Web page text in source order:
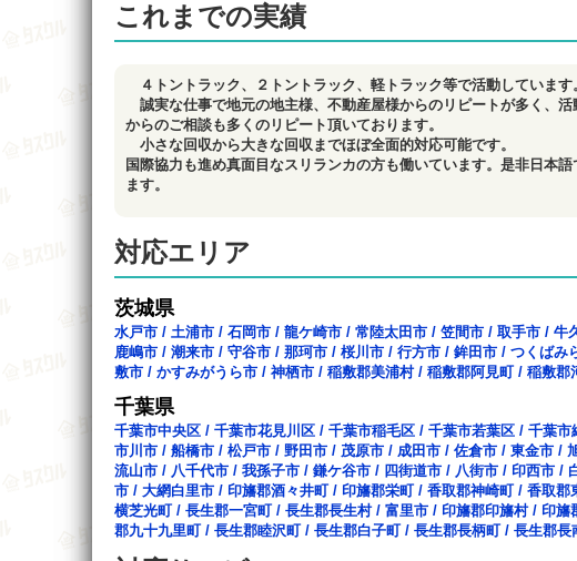
これまでの実績
４トントラック、２トントラック、軽トラック等で活動しています
誠実な仕事で地元の地主様、不動産屋様からのリピートが多く、
からのご相談も多くのリピート頂いております。
小さな回収から大きな回収までほぼ全面的対応可能です。
国際協力も進め真面目なスリランカの方も働いています。是非日本
ます。
対応エリア
茨城県
水戸市 / 土浦市 / 石岡市 / 龍ケ崎市 / 常陸太田市 / 笠間市 / 取手市 / 牛
鹿嶋市 / 潮来市 / 守谷市 / 那珂市 / 桜川市 / 行方市 / 鉾田市 / つくばみ
敷市 / かすみがうら市 / 神栖市 / 稲敷郡美浦村/ 稲敷郡阿見町/ 稲敷郡
千葉県
千葉市中央区 / 千葉市花見川区 / 千葉市稲毛区 / 千葉市若葉区 / 千葉市
市川市 / 船橋市 / 松戸市 / 野田市 / 茂原市 / 成田市 / 佐倉市 / 東金市 /
流山市 / 八千代市 / 我孫子市 / 鎌ケ谷市 / 四街道市 / 八街市 / 印西市 /
市 / 大網白里市 / 印旛郡酒々井町/ 印旛郡栄町/ 香取郡神崎町/ 香取郡
横芝光町/ 長生郡一宮町/ 長生郡長生村/ 富里市 / 印旛郡印旛村/ 印旛
郡九十九里町/ 長生郡睦沢町/ 長生郡白子町/ 長生郡長柄町/ 長生郡長